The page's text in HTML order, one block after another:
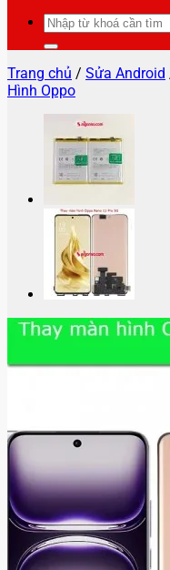
Tìm
kiếm:
Trang chủ / Sửa Android
Hình Oppo